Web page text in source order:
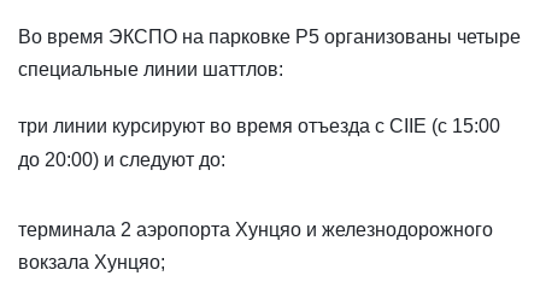
Во время ЭКСПО на парковке P5 организованы четыре
специальные линии шаттлов:
три линии курсируют во время отъезда с CIIE (с 15:00
до 20:00) и следуют до:
терминала 2 аэропорта Хунцяо и железнодорожного
вокзала Хунцяо;